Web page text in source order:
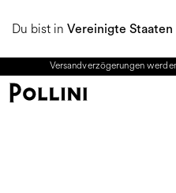
Du bist in Vereinigte Staaten
2026 KOLLEKTION. Vom 8. bis
Versandverzögerungen